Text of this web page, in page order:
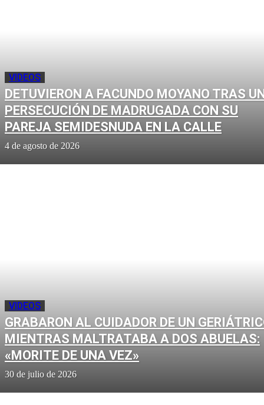
VIDEOS
DETUVIERON A FACUNDO MOYANO TRAS
PERSECUCIÓN DE MADRUGADA CON SU
PAREJA SEMIDESNUDA EN LA CALLE
4 de agosto de 2026
VIDEOS
GRABARON AL CUIDADOR DE UN
MIENTRAS MALTRATABA A DOS ABUELAS:
«MORITE DE UNA VEZ»
30 de julio de 2026